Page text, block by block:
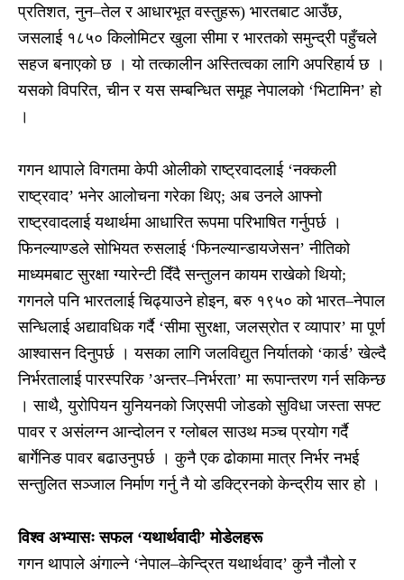
प्रतिशत, नुन–तेल र आधारभूत वस्तुहरू) भारतबाट आउँछ,
जसलाई १८५० किलोमिटर खुला सीमा र भारतको समुन्द्री पहुँचले
सहज बनाएको छ । यो तत्कालीन अस्तित्वका लागि अपरिहार्य छ ।
यसको विपरित, चीन र यस सम्बन्धित समूह नेपालको ‘भिटामिन’ हो
।
गगन थापाले विगतमा केपी ओलीको राष्ट्रवादलाई ‘नक्कली
राष्ट्रवाद’ भनेर आलोचना गरेका थिए; अब उनले आफ्नो
राष्ट्रवादलाई यथार्थमा आधारित रूपमा परिभाषित गर्नुपर्छ ।
फिनल्याण्डले सोभियत रुसलाई ‘फिनल्यान्डायजेसन’ नीतिको
माध्यमबाट सुरक्षा ग्यारेन्टी दिँदै सन्तुलन कायम राखेको थियो;
गगनले पनि भारतलाई चिढ्याउने होइन, बरु १९५० को भारत–नेपाल
सन्धिलाई अद्यावधिक गर्दै ‘सीमा सुरक्षा, जलस्रोत र व्यापार’ मा पूर्ण
आश्वासन दिनुपर्छ । यसका लागि जलविद्युत निर्यातको ‘कार्ड’ खेल्दै
निर्भरतालाई पारस्परिक ’अन्तर–निर्भरता’ मा रूपान्तरण गर्न सकिन्छ
। साथै, युरोपियन युनियनको जिएसपी जोडको सुविधा जस्ता सफ्ट
पावर र असंलग्न आन्दोलन र ग्लोबल साउथ मञ्च प्रयोग गर्दै
बार्गेनिङ पावर बढाउनुपर्छ । कुनै एक ढोकामा मात्र निर्भर नभई
सन्तुलित सञ्जाल निर्माण गर्नु नै यो डक्ट्रिनको केन्द्रीय सार हो ।
विश्व अभ्यासः सफल ‘यथार्थवादी’ मोडेलहरू
गगन थापाले अंगाल्ने ‘नेपाल–केन्द्रित यथार्थवाद’ कुनै नौलो र